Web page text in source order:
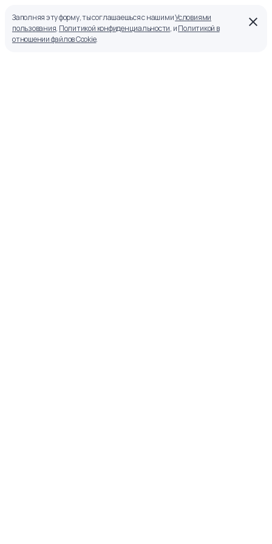
Заполняя эту форму, ты соглашаешься с нашимиУсловиями
пользования, Политикой конфиденциальности, иПолитикой в
отношении файлов Cookie.